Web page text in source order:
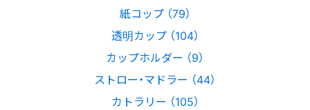
紙コップ （79）
透明カップ （104）
カップホルダー （9）
ストロー・マドラー （44）
カトラリー （105）